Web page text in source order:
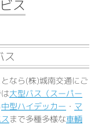
ス
ス
なら(株)城南交通にご
大型バス（スーパー
中型ハイデッカー ・ マ
まで多種多様な車輌